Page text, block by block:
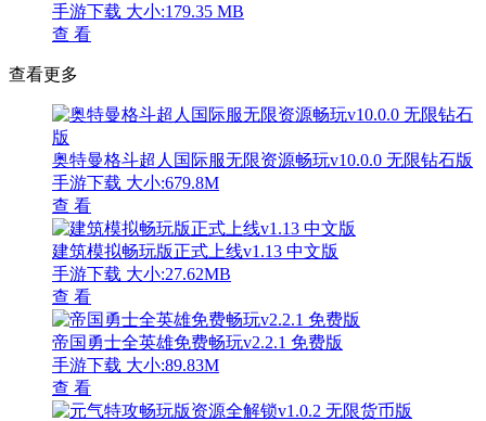
手游下载 大小:179.35 MB
查 看
查看更多
奥特曼格斗超人国际服无限资源畅玩v10.0.0 无限钻石版
手游下载 大小:679.8M
查 看
建筑模拟畅玩版正式上线v1.13 中文版
手游下载 大小:27.62MB
查 看
帝国勇士全英雄免费畅玩v2.2.1 免费版
手游下载 大小:89.83M
查 看